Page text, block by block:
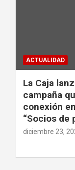
ACTUALIDAD
La Caja
campaña
conexión
“Socios de
diciembre 23,